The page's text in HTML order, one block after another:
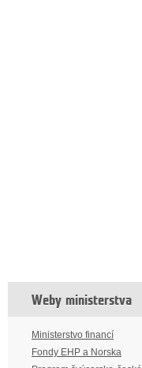
Weby ministerstva
Ministerstvo financí
Fondy EHP a Norska